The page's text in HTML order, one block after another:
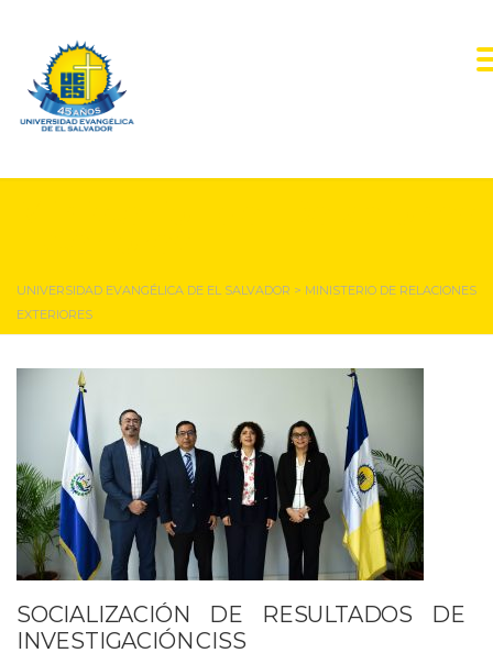
UNIVERSIDAD EVANGÉLICA DE EL SALVADOR > MINISTERIO DE RELACIONES
EXTERIORES
SOCIALIZACIÓN DE RESULTADOS DE
INVESTIGACIÓN CISS